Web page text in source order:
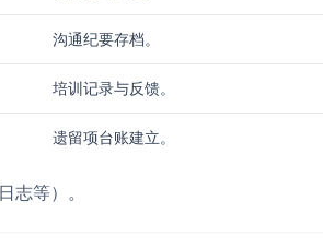
沟通纪要存档。
培训记录与反馈。
遗留项台账建立。
志等）。